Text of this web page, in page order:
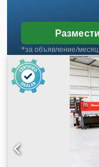
*за объявление/месяц